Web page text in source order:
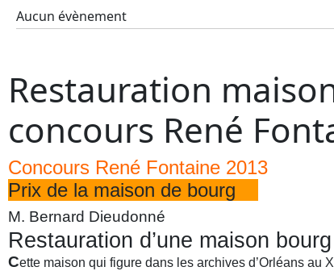
Aucun évènement
Restauration
concours René
Concours René Fontaine 2013
Prix de la maison de bourg
M. Bernard Dieudonné
Restauration d’une maison
Cette maison qui figure dans les archives d’Orléans au